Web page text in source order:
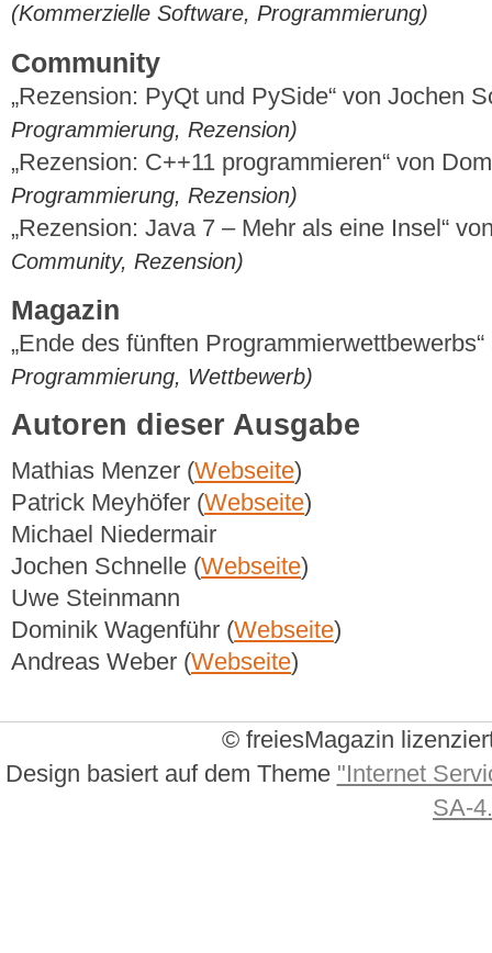
(Kommerzielle Software, Programmierung)
Community
„Rezension: PyQt und PySide“ von Jochen
Programmierung, Rezension)
„Rezension: C++11 programmieren“ von
Programmierung, Rezension)
„Rezension: Java 7 – Mehr als eine Insel“
Community, Rezension)
Magazin
„Ende des fünften Programmierwettbewerbs“
Programmierung, Wettbewerb)
Autoren dieser Ausgabe
Mathias Menzer (Webseite)
Patrick Meyhöfer (Webseite)
Michael Niedermair
Jochen Schnelle (Webseite)
Uwe Steinmann
Dominik Wagenführ (Webseite)
Andreas Weber (Webseite)
© freiesMagazin
Design basiert auf dem Theme "Internet
SA-